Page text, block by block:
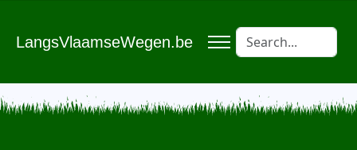
LangsVlaamseWegen.be